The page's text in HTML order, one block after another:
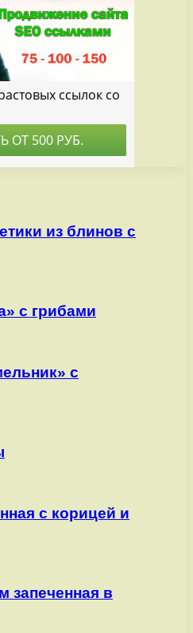
из блинов с
с грибами
с
с корицей и
запеченная в